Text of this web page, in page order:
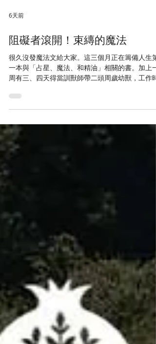
6天前
阻礙者滾開！束縳的魔法
很久沒發魔法文給大家。這三個月正在籌備人生第
一本與「占星、魔法、和精油」相關的書。加上一
簡單的魔法，不管是材料或施作過程都相當簡單，
很推薦女巫初學者購入。大家不要小看這類簡單小
魔法，其實效果意外的好。重點在強烈的意願和專
注。以下介紹一個近期覺得非常好用的魔法。 惹事
定會碰到讓你怒火中燒或厭惡萬分的人。因為魔法
的。希望他們別再來陷害你，妨礙你，離你遠遠
的，有魔法可以限制他們有害的行動。甚至是對方
的消極作為所帶來的危害。 這類的魔法其實相當
多。在經典電影「The Craft」(1996魔女遊戲)裡也
有出現唷。女主角因為同伴們利用魔法胡作非為以
絲線來束縛對方。雖然電影裡沒有成功，不過就個
人經驗來說其實很好用。很適合職場經常遇到小人
的人試試。 【材料】 1、黑或白蠟燭一根。 2、白
色綿線21-31公分。 3、一小碗海鹽。 【作法】...